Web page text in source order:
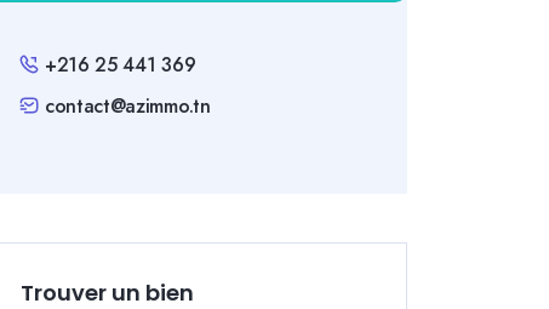
+216 25 441 369
contact@azimmo.tn
Trouver un bien